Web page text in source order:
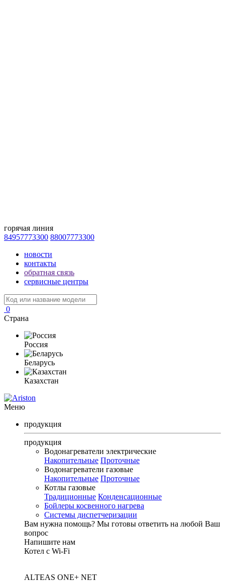
горячая линия
84957773300 88007773300
новости
контакты
обратная связь
сервисные центры
0
Страна
Россия
Беларусь
Казахстан
Меню
продукция
продукция
Водонагреватели электрические
Накопительные Проточные
Водонагреватели газовые
Накопительные Проточные
Котлы газовые
Традиционные Конденсационные
Бойлеры косвенного нагрева
Системы диспетчеризации
Вам нужна помощь? Мы готовы ответить на любой Ваш
вопрос
Напишите нам
Котел с Wi-Fi
ALTEAS ONE+ NET